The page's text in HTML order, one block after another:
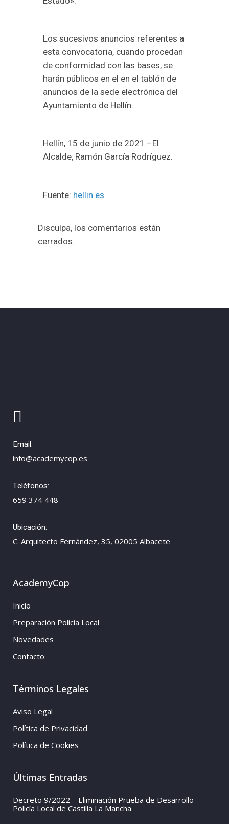
Los sucesivos anuncios referentes a
esta convocatoria, cuando procedan
de conformidad con las bases, se
harán públicos en el en el tablón de
anuncios de la sede electrónica del
Ayuntamiento de Hellín.
Hellín, 15 de junio de 2021.–El
Alcalde, Ramón García Rodríguez.
Fuente: hellin.es
Disculpa, los comentarios están
cerrados.
Email:
info@academycop.es
Teléfonos:
659 374 448
Ubicación:
C. Arquitecto Fernández, 35, 02005 Albacete
AcademyCop
Inicio
Preparación Policía Local
Novedades
Contacto
Términos Legales
Aviso Legal
Política de Privacidad
Política de Cookies
Últimas Entradas
Decreto 9/2022 – Eliminación Prueba de Desarrollo
Policía Local de Castilla La Mancha